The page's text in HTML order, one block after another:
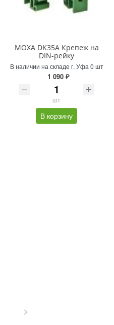
MOXA DK35A Крепеж на
DIN-рейку
В наличии на складе г. Уфа 0 шт
1 090 ₽
шт
В корзину